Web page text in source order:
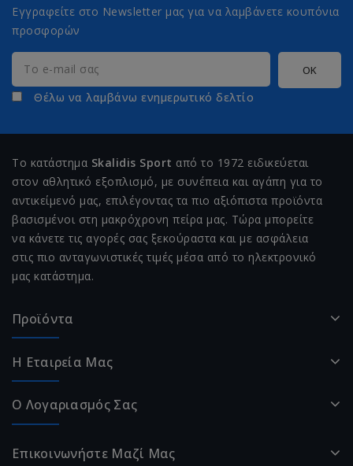
Εγγραφείτε στο Newsletter μας για να λαμβάνετε κουπόνια
προσφορών
Θέλω να λαμβάνω ενημερωτικό δελτίο
Το κατάστημα Skalidis Sport από το 1972 ειδικεύεται
στον αθλητικό εξοπλισμό, με συνέπεια και αγάπη για το
αντικείμενό μας, επιλέγοντας τα πιο αξιόπιστα προϊόντα
βασισμένοι στη μακρόχρονη πείρα μας. Τώρα μπορείτε
να κάνετε τις αγορές σας ξεκούραστα και με ασφάλεια
στις πιο ανταγωνιστικές τιμές μέσα από το ηλεκτρονικό
μας κατάστημα.
Προϊόντα
Η Εταιρεία Μας
Ο Λογαριασμός Σας
Επικοινωνήστε Μαζί Μας